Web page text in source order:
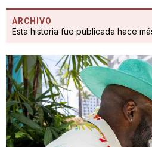
ARCHIVO
Esta historia fue publicada hace